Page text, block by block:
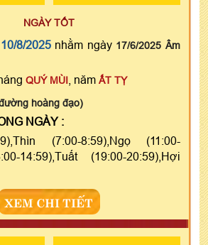
NGÀY TỐT
8/2025nhằm ngày 17/6/2025 Âm
QUÝ MÙI , năm ẤT TỴ
hoàng đạo)
NGÀY :
(7:00-8:59),Ngọ (11:00-
14:59),Tuất (19:00-20:59),Hợi
XEM CHI TIẾT